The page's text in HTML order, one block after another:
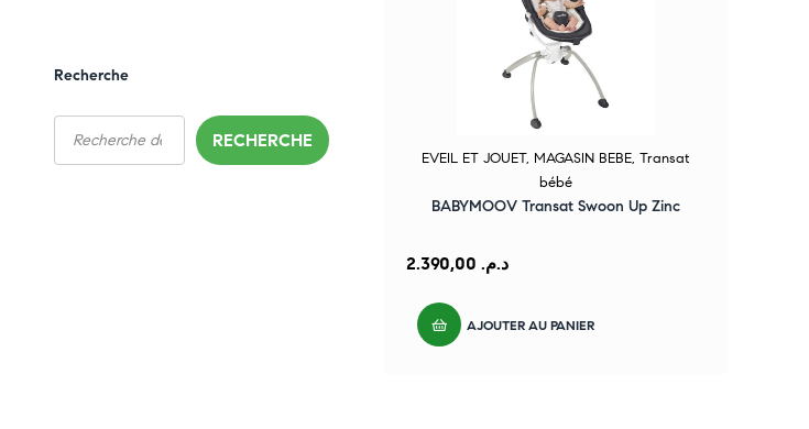
EVEIL ET JOUET, MAGASIN BEBE,Transat
bébé
BABYMOOV Transat Swoon Up Zinc
د.م.
AJOUTER AU PANIER
Recherche
RECHERCHE